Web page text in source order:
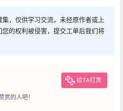
，仅供学习交流，未经原作者或上
的权利被侵害，提交工单后我们将
给TA打赏
赏的人吧！